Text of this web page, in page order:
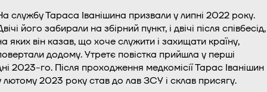
службу Тараса Іванішина призвали у липні 2022 року.
його забирали на збірний пункт, і двічі після співбесід,
яких він казав, що хоче служити і захищати країну,
додому. Утретє повістка прийшла у перші
2023-го. Після проходження медкомісії Тарас Іванішин
лютому 2023 року став до лав ЗСУ і склав присягу.